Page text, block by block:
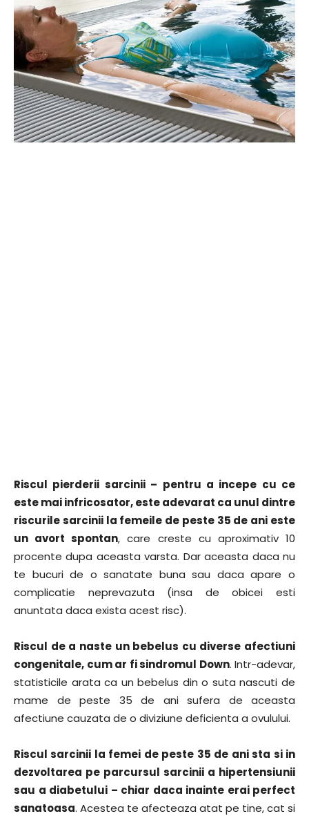
Riscul pierderii sarcinii – pentru a incepe cu ce
este mai infricosator, este adevarat ca unul dintre
riscurile sarcinii la femeile de peste 35 de ani este
un avort spontan, care creste cu aproximativ 10
procente dupa aceasta varsta. Dar aceasta daca nu
te bucuri de o sanatate buna sau daca apare o
complicatie neprevazuta (insa de obicei esti
anuntata daca exista acest risc).
Riscul de a naste un bebelus cu diverse afectiuni
congenitale, cum ar fi sindromul Down. Intr-adevar,
statisticile arata ca un bebelus din o suta nascuti de
mame de peste 35 de ani sufera de aceasta
afectiune cauzata de o diviziune deficienta a ovulului.
Riscul sarcinii la femei de peste 35 de ani sta si in
dezvoltarea pe parcursul sarcinii a hipertensiunii
sau a diabetului – chiar daca inainte erai perfect
sanatoasa. Acestea te afecteaza atat pe tine, cat si